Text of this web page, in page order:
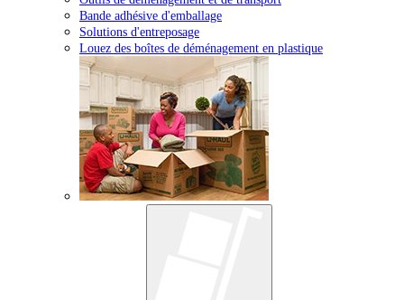
Bande adhésive d'emballage
Solutions d'entreposage
Louez des boîtes de déménagement en plastique